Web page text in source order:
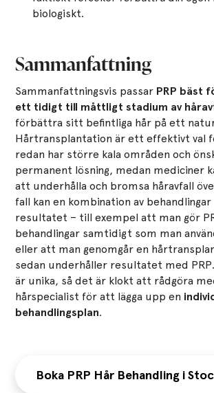
biologiskt.
Sammanfattning
Sammanfattningsvis passar PRP bäst
ett tidigt till måttligt stadium av
förbättra sitt befintliga hår på ett
Hårtransplantation är ett effektivt val
redan har större kala områden och
permanent lösning, medan mediciner
att underhålla och bromsa håravfall
fall kan en kombination av
resultatet – till exempel att man gör
behandlingar samtidigt som man
eller att man genomgår en
sedan underhåller resultatet med
är unika, så det är klokt att rådgöra
hårspecialist för att lägga upp en
behandlingsplan.
Boka PRP Hår Behandling i